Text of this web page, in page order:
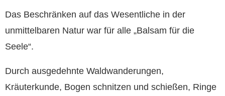
Das Beschränken auf das Wesentliche in der
unmittelbaren Natur war für alle „Balsam für die
Seele“.
Durch ausgedehnte Waldwanderungen,
Kräuterkunde, Bogen schnitzen und schießen, Ringe